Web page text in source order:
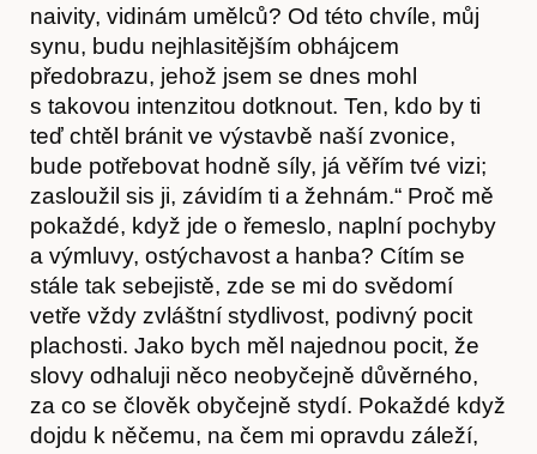
Hostcast
naivity, vidinám umělců? Od této chvíle, můj
synu, budu nejhlasitějším obhájcem
předobrazu, jehož jsem se dnes mohl
s takovou intenzitou dotknout. Ten, kdo by ti
teď chtěl bránit ve výstavbě naší zvonice,
bude potřebovat hodně síly, já věřím tvé vizi;
zasloužil sis ji, závidím ti a žehnám.“ Proč mě
pokaždé, když jde o řemeslo, naplní pochyby
a výmluvy, ostýchavost a hanba? Cítím se
stále tak sebejistě, zde se mi do svědomí
vetře vždy zvláštní stydlivost, podivný pocit
plachosti. Jako bych měl najednou pocit, že
slovy odhaluji něco neobyčejně důvěrného,
za co se člověk obyčejně stydí. Pokaždé když
dojdu k něčemu, na čem mi opravdu záleží,